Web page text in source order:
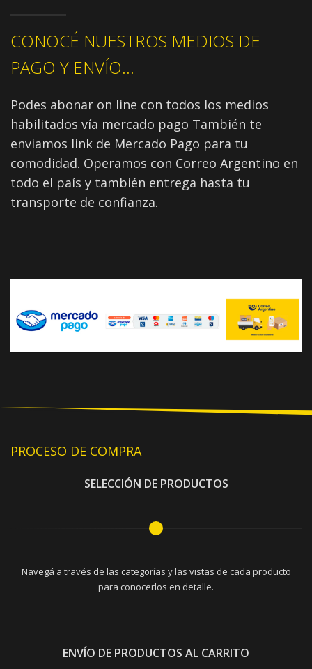
CONOCÉ NUESTROS MEDIOS DE
PAGO Y ENVÍO...
Podes abonar on line con todos los medios
habilitados vía mercado pago También te
enviamos link de Mercado Pago para tu
comodidad. Operamos con Correo Argentino en
todo el país y también entrega hasta tu
transporte de confianza.
PROCESO DE COMPRA
SELECCIÓN DE PRODUCTOS
Navegá a través de las categorías y las vistas de cada producto
para conocerlos en detalle.
ENVÍO DE PRODUCTOS AL CARRITO